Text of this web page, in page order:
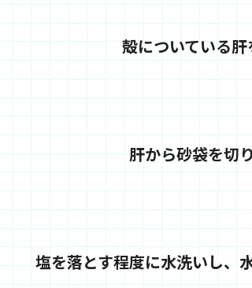
殻についている肝
肝から砂袋を切
塩を落とす程度に水洗いし、